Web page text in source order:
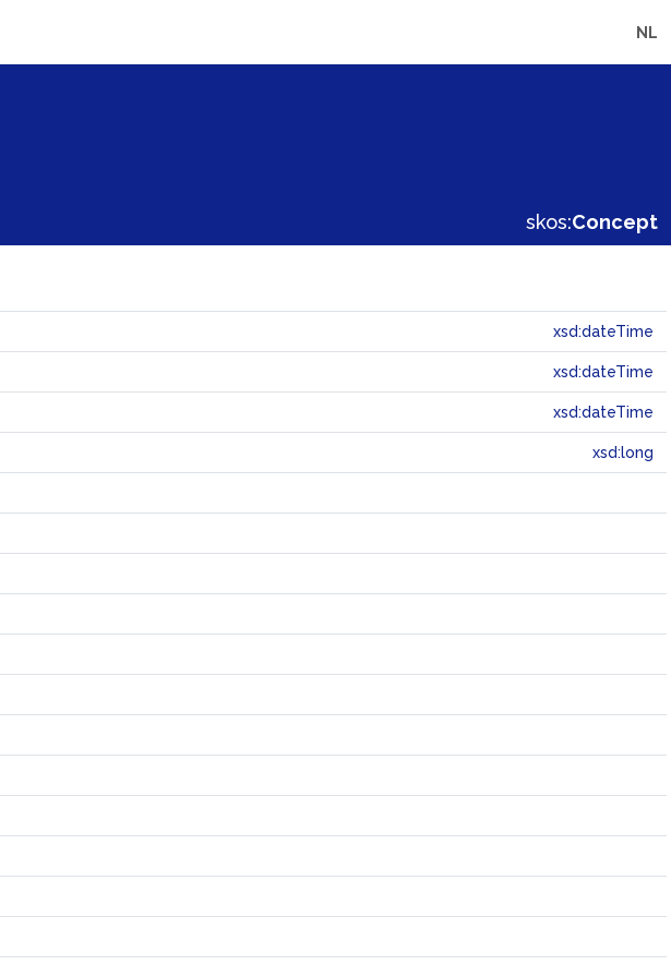
NL
skos:Concept
xsd:dateTime
xsd:dateTime
xsd:dateTime
xsd:long